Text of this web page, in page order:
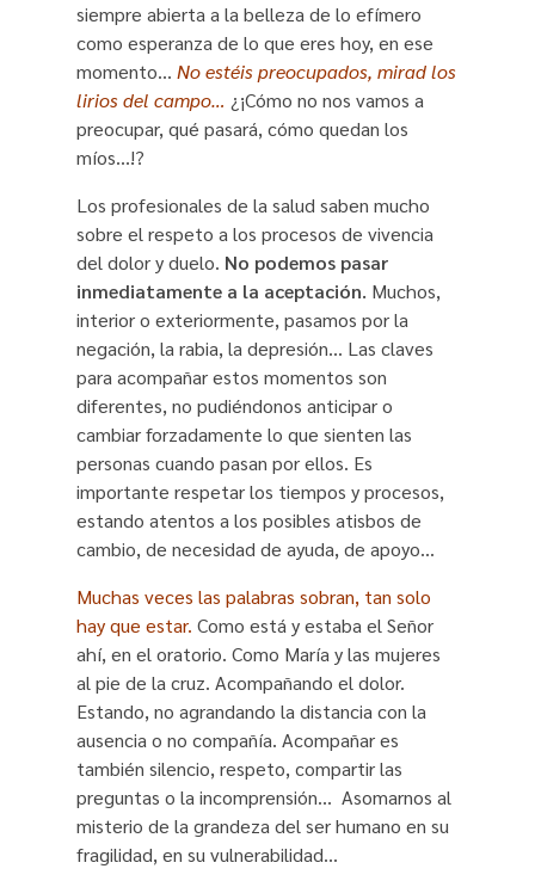
siempre abierta a la belleza de lo efímero
como esperanza de lo que eres hoy, en ese
momento… No estéis preocupados, mirad los
lirios del campo… ¿¡Cómo no nos vamos a
preocupar, qué pasará, cómo quedan los
míos…!?
Los profesionales de la salud saben mucho
sobre el respeto a los procesos de vivencia
del dolor y duelo. No podemos pasar
inmediatamente a la aceptación. Muchos,
interior o exteriormente, pasamos por la
negación, la rabia, la depresión… Las claves
para acompañar estos momentos son
diferentes, no pudiéndonos anticipar o
cambiar forzadamente lo que sienten las
personas cuando pasan por ellos. Es
importante respetar los tiempos y procesos,
estando atentos a los posibles atisbos de
cambio, de necesidad de ayuda, de apoyo…
Muchas veces las palabras sobran, tan solo
hay que estar. Como está y estaba el Señor
ahí, en el oratorio. Como María y las mujeres
al pie de la cruz. Acompañando el dolor.
Estando, no agrandando la distancia con la
ausencia o no compañía. Acompañar es
también silencio, respeto, compartir las
preguntas o la incomprensión… Asomarnos al
misterio de la grandeza del ser humano en su
fragilidad, en su vulnerabilidad…